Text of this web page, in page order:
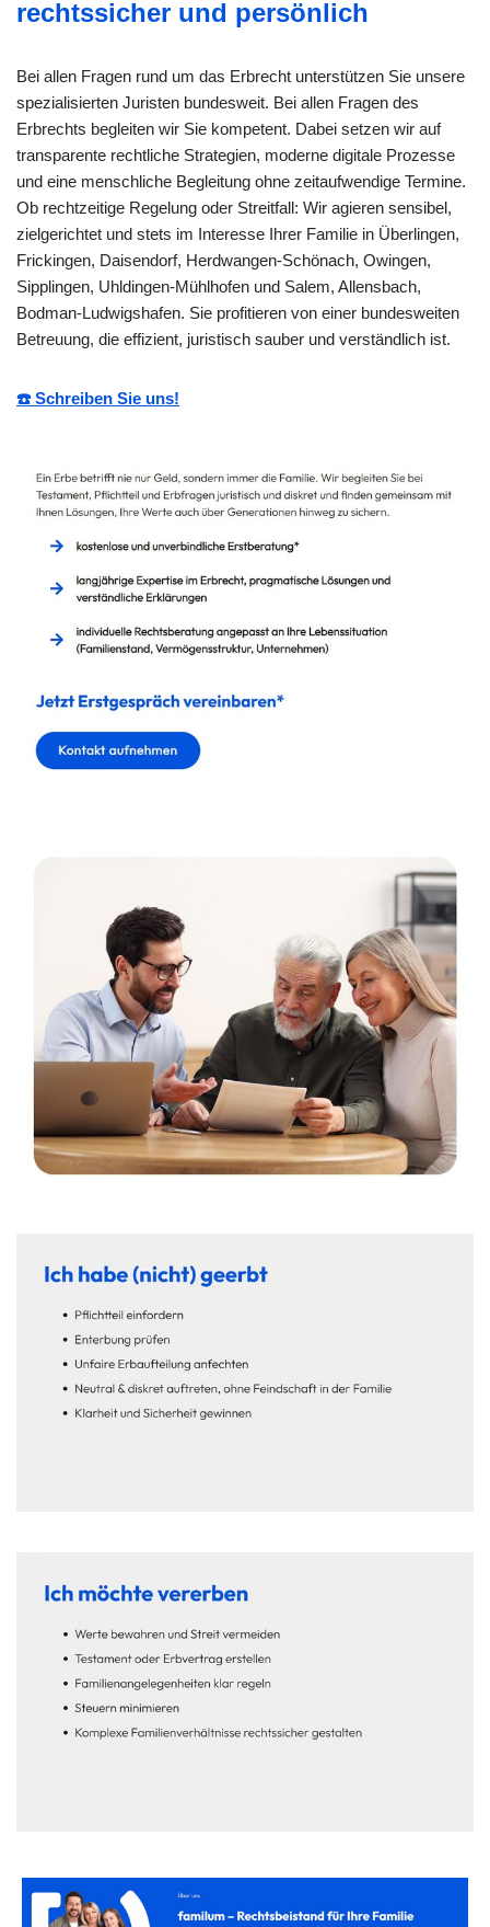
rechtssicher und persönlich
Bei allen Fragen rund um das Erbrecht unterstützen Sie unsere
spezialisierten Juristen bundesweit. Bei allen Fragen des
Erbrechts begleiten wir Sie kompetent. Dabei setzen wir auf
transparente rechtliche Strategien, moderne digitale Prozesse
und eine menschliche Begleitung ohne zeitaufwendige Termine.
Ob rechtzeitige Regelung oder Streitfall: Wir agieren sensibel,
zielgerichtet und stets im Interesse Ihrer Familie in Überlingen,
Frickingen, Daisendorf, Herdwangen-Schönach, Owingen,
Sipplingen, Uhldingen-Mühlhofen und Salem, Allensbach,
Bodman-Ludwigshafen. Sie profitieren von einer bundesweiten
Betreuung, die effizient, juristisch sauber und verständlich ist.
☎️ Schreiben Sie uns!